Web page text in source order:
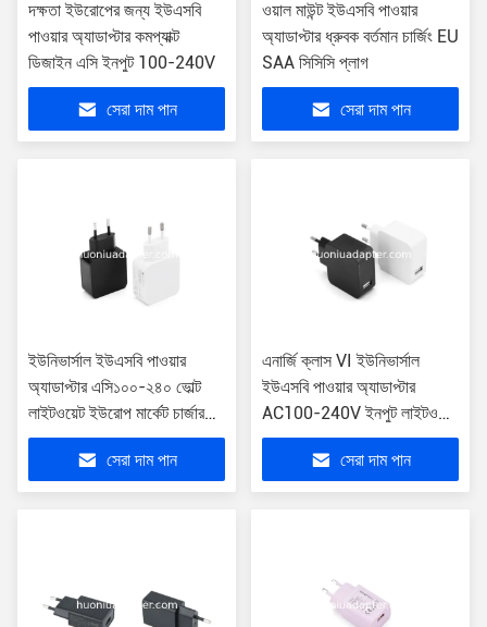
দক্ষতা ইউরোপের জন্য ইউএসবি
পাওয়ার অ্যাডাপ্টার কমপ্যাক্ট
ডিজাইন এসি ইনপুট 100-240V
সেরা দাম পান
ওয়াল মাউন্ট ইউএসবি পাওয়ার
অ্যাডাপ্টার ধ্রুবক বর্তমান চার্জিং EU
SAA সিসিসি প্লাগ
সেরা দাম পান
ইউনিভার্সাল ইউএসবি পাওয়ার
অ্যাডাপ্টার এসি১০০-২৪০ ভোল্ট
লাইটওয়েট ইউরোপ মার্কেট চার্জার
এনার্জি ক্লাস VI
সেরা দাম পান
এনার্জি ক্লাস VI ইউনিভার্সাল
ইউএসবি পাওয়ার অ্যাডাপ্টার
AC100-240V ইনপুট লাইটওয়েট
90g অ্যাডাপ্টার
সেরা দাম পান